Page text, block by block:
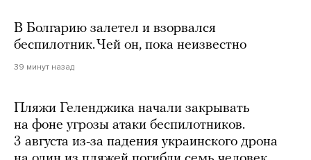
В Болгарию залетел и взорвался
беспилотник. Чей он, пока неизвестно
39 минут назад
Пляжи Геленджика начали закрывать
на фоне угрозы атаки беспилотников.
3 августа из-за падения украинского дрона